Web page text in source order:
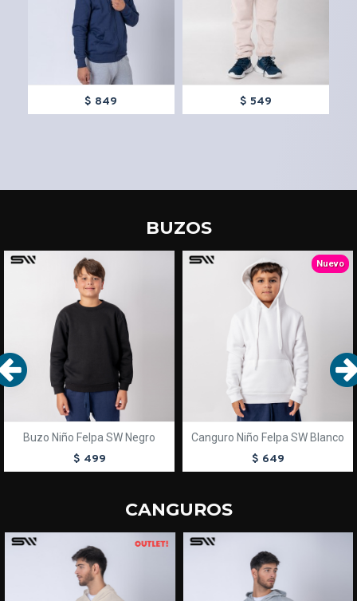
$ 849 $ 549
BUZOS
TEXTTRANSPARENTE
Buzo Niño Felpa SW Negro
$ 499
Nuevo
TEXTTRANSPARENTE
Canguro Niño Felpa SW Blanco
$ 649
CANGUROS
TEXTTRANSPARENTE OUT TEXTTRANSPARENTE